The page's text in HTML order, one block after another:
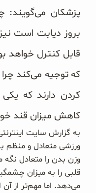
غلات و دانه‌های
صبحانه و میان
سبوس و
پک سلامتی OAB
وبلاگ
پزشکان می‌گویند:
بروز دیابت است
قابل کنترل خواهد
که توجیه می‌کند چرا
کردن دارند که یکی
کاهش میزان قند
به گزارش سایت
ورزشی متعادل و
وزن بدن را متعادل نگه
قلبی را به میزان
می‌دهد. اما مهم‌تر از